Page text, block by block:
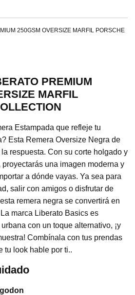
PREMIUM
MARFIL
Estampada que refleje tu
Esta Remera Oversize Negra de
respuesta. Con su corte holgado y
una imagen moderna y
a dónde vayas. Ya sea para
salir con amigos o disfrutar de
remera negra se convertirá en
marca Liberato Basics es
con un toque alternativo, ¡y
Combínala con tus prendas
tu look hable por ti..